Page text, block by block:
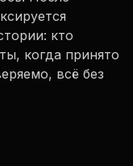
кто
когда принято
всё без